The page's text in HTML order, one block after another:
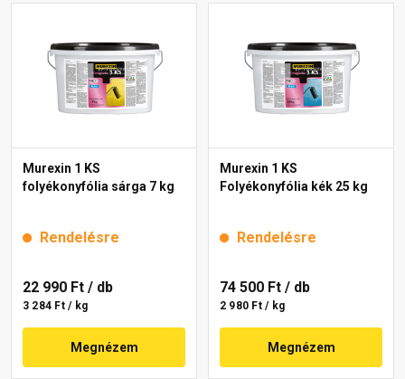
Murexin 1 KS
folyékonyfólia sárga 7 kg
Rendelésre
22 990 Ft / db
3 284 Ft / kg
Megnézem
Murexin 1 KS
Folyékonyfólia kék 25 kg
Rendelésre
74 500 Ft / db
2 980 Ft / kg
Megnézem